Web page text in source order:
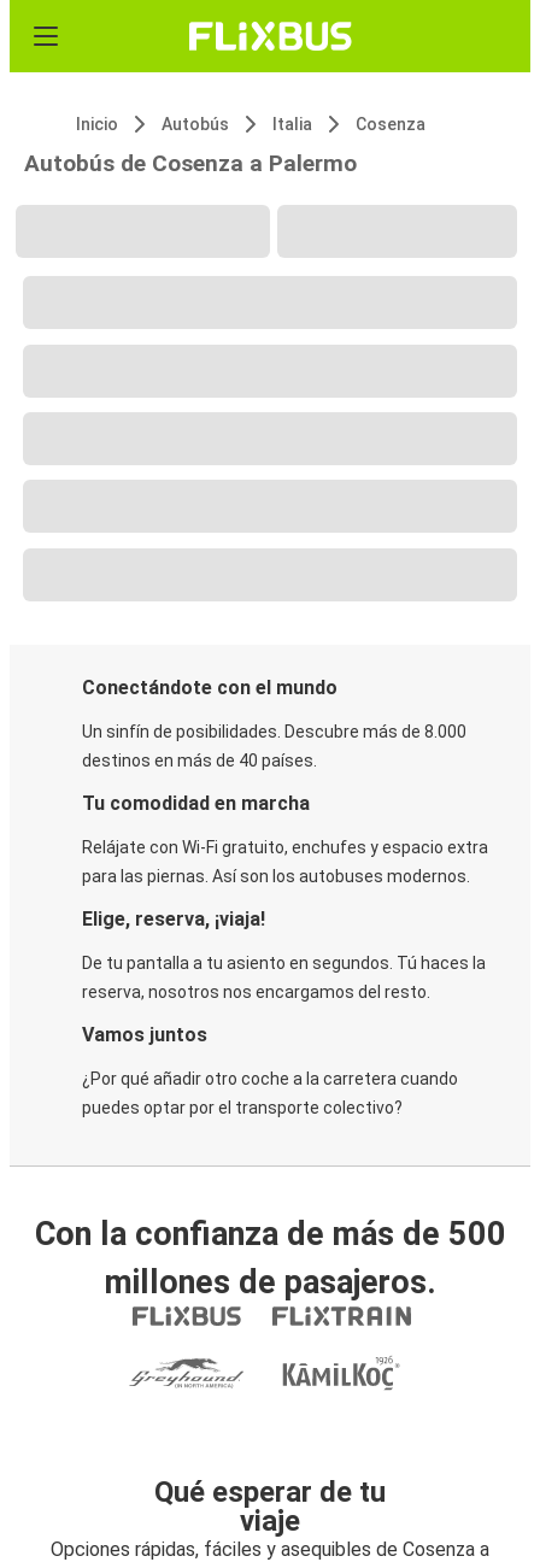
Inicio Autobús Italia Cosenza
Autobús de Cosenza a Palermo
Conectándote con el mundo
Un sinfín de posibilidades. Descubre más de 8.000
destinos en más de 40 países.
Tu comodidad en marcha
Relájate con Wi-Fi gratuito, enchufes y espacio extra
para las piernas. Así son los autobuses modernos.
Elige, reserva, ¡viaja!
De tu pantalla a tu asiento en segundos. Tú haces la
reserva, nosotros nos encargamos del resto.
Vamos juntos
¿Por qué añadir otro coche a la carretera cuando
puedes optar por el transporte colectivo?
Con la confianza de más de 500
millones de pasajeros.
Qué esperar de tu
viaje
Opciones rápidas, fáciles y asequibles de Cosenza a